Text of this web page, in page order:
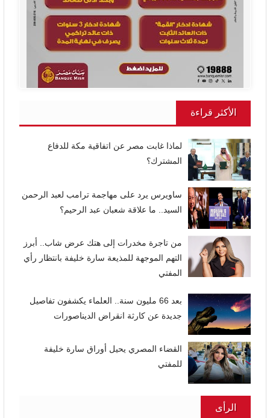
الأكثر قراءة
لماذا غابت مصر عن اتفاقية مكة للدفاع
المشترك؟
ساويرس يرد على مهاجمة ترامب لعبد الرحمن
السيد.. ما علاقة شعبان عبد الرحيم؟
من تاجرة مخدرات إلى هتك عرض شاب.. أبرز
التهم الموجهة للمذيعة سارة خليفة بانتظار رأي
المفتي
بعد 66 مليون سنة.. العلماء يكشفون تفاصيل
جديدة عن كارثة انقراض الديناصورات
القضاء المصري يحيل أوراق سارة خليفة
للمفتي
الرأى